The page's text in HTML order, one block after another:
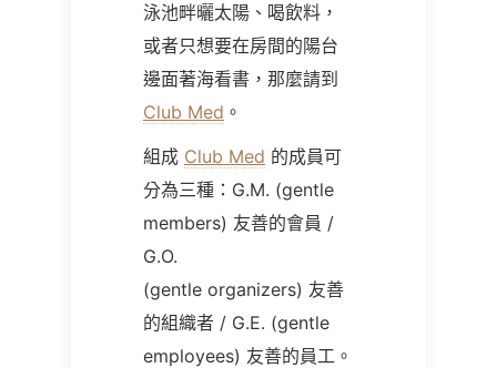
泳池畔曬太陽、喝飲料，
或者只想要在房間的陽台
邊面著海看書，那麼請到
Club Med 。
組成 Club Med 的成員可
分為三種：G.M. (gentle
members) 友善的會員 /
G.O.
(gentle organizers) 友善
的組織者 / G.E. (gentle
employees) 友善的員工。